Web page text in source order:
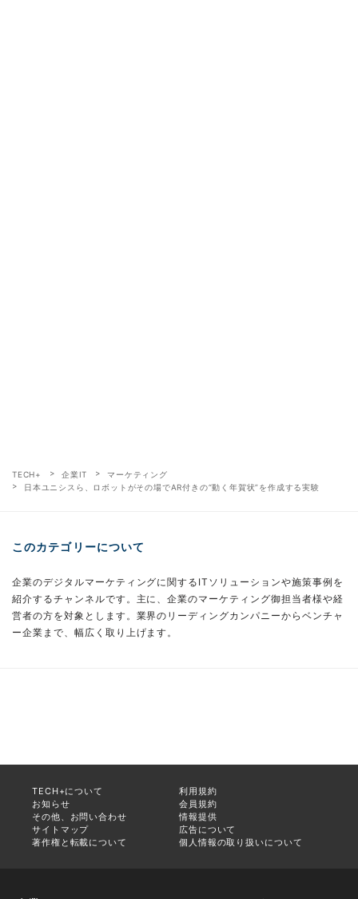
TECH+ 企業IT
マーケティング
日本ユニシスら、ロボットがその場でAR付きの“動く年賀状”を作成する実験
このカテゴリーについて
企業のデジタルマーケティングに関するITソリューションや施策事例を
紹介するチャンネルです。主に、企業のマーケティング御担当者様や経
営者の方を対象とします。業界のリーディングカンパニーからベンチャ
ー企業まで、幅広く取り上げます。
TECH+について
利用規約
お知らせ
会員規約
その他、お問い合わせ
情報提供
サイトマップ
広告について
著作権と転載について
個人情報の取り扱いについて